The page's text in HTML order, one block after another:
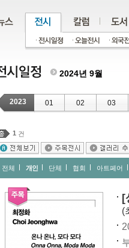
2024년 9월
2023 01 02 03
1 건
전체 개인 단체 협회 아트페어
[
(